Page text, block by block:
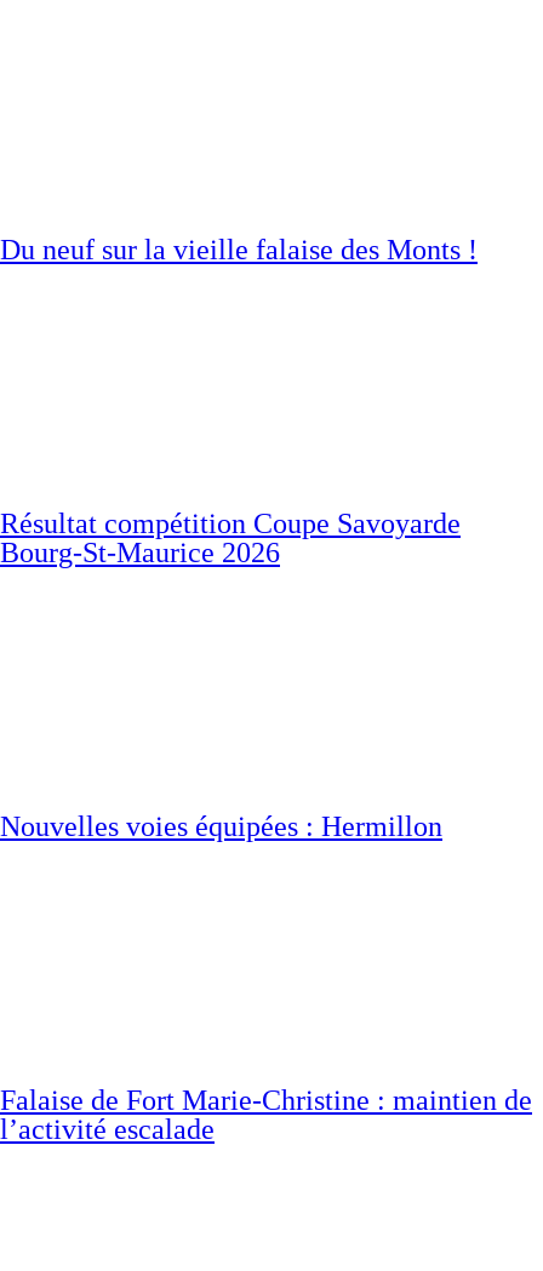
Du neuf sur la vieille falaise des Monts !
Résultat compétition Coupe Savoyarde
Bourg-St-Maurice 2026
Nouvelles voies équipées : Hermillon
Falaise de Fort Marie-Christine : maintien de
l’activité escalade